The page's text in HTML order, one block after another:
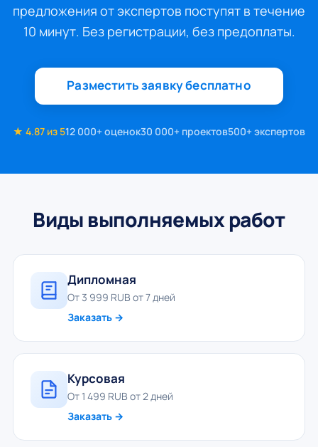
предложения от экспертов поступят в течение
10 минут. Без регистрации, без предоплаты.
Разместить заявку бесплатно
★ 4.87 из 512 000+ оценок30 000+ проектов500+ экспертов
Виды выполняемых работ
Дипломная
От 3 999 RUB от 7 дней
Заказать →
Курсовая
От 1 499 RUB от 2 дней
Заказать →